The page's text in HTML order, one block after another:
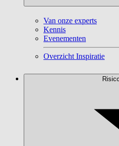
Van onze experts
Kennis
Evenementen
Overzicht Inspiratie